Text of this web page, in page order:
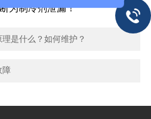
为制冷剂泄漏！
是什么？如何维护？
障